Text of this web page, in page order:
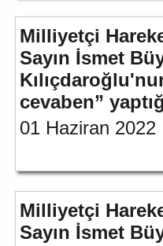
Milliyetçi
Sayın İsmet
cevaben”
01 Haziran 2022
Milliyetçi
Sayın İsmet